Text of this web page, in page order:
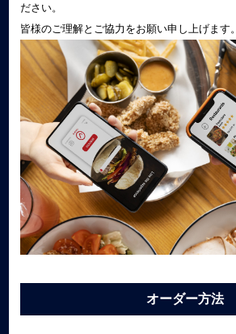
ださい。
皆様のご理解とご協力をお願い申し上げます。
オーダー方法